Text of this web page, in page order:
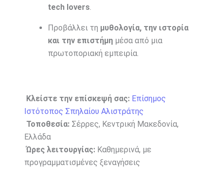
tech lovers.
Προβάλλει τη μυθολογία, την ιστορία
και την επιστήμημέσα από μια
πρωτοποριακή εμπειρία.
Κλείστε την επίσκεψή σας: Επίσημος
Ιστότοπος Σπηλαίου Αλιστράτης
Τοποθεσία:Σέρρες, Κεντρική Μακεδονία,
Ελλάδα
Ώρες λειτουργίας:Καθημερινά, με
προγραμματισμένες ξεναγήσεις